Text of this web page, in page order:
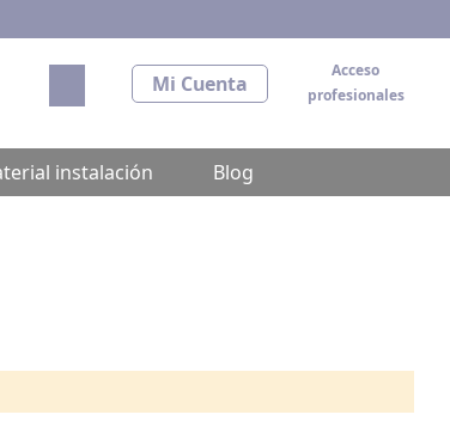
Acceso
profesionales
Mi Cuenta
Mi carrito
instalación Blog